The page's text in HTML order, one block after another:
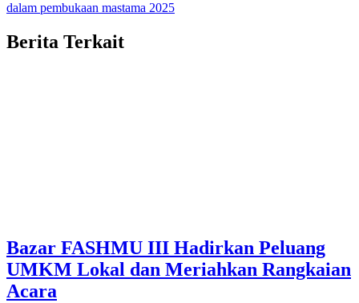
dalam pembukaan mastama 2025
Berita Terkait
Bazar FASHMU III Hadirkan Peluang
UMKM Lokal dan Meriahkan Rangkaian
Acara